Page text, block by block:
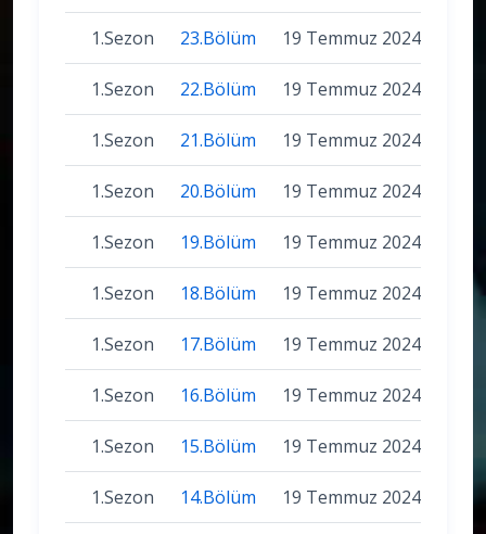
1.Sezon 23.Bölüm 19 Temmuz 2024
1.Sezon 22.Bölüm 19 Temmuz 2024
1.Sezon 21.Bölüm 19 Temmuz 2024
1.Sezon 20.Bölüm 19 Temmuz 2024
1.Sezon 19.Bölüm 19 Temmuz 2024
1.Sezon 18.Bölüm 19 Temmuz 2024
1.Sezon 17.Bölüm 19 Temmuz 2024
1.Sezon 16.Bölüm 19 Temmuz 2024
1.Sezon 15.Bölüm 19 Temmuz 2024
1.Sezon 14.Bölüm 19 Temmuz 2024